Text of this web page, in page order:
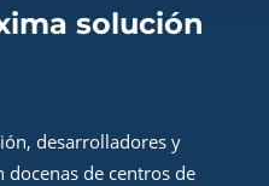
solución
desarrolladores y
de centros de